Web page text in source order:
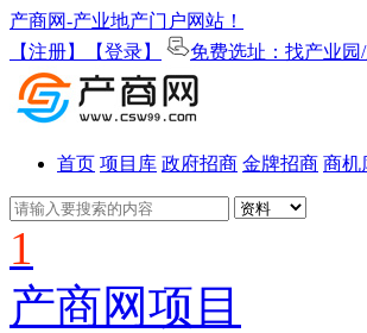
产商网-产业地产门户网站！
【注册】
【登录】 免费选址：找产业
首页 项目库 政府招商 金牌招商 商机
1
产商网项目